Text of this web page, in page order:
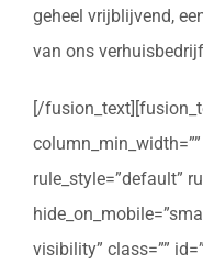
geheel vrijblijvend,
van ons
[/
rule_style=”default”
visibility” class=””